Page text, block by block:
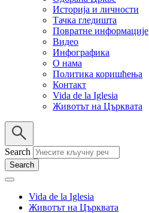
Историја и личности
Тачка гледишта
Повратне информације
Видео
Инфографика
О нама
Политика коришћења
Контакт
Vida de la Iglesia
Животът на Църквата
Search
Vida de la Iglesia
Животът на Църквата